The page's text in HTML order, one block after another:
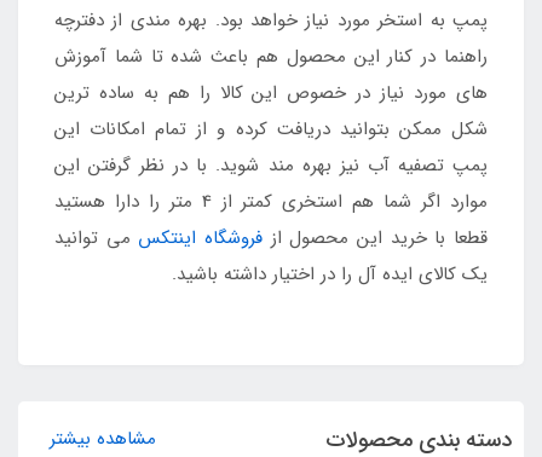
پمپ به استخر مورد نیاز خواهد بود. بهره مندی از دفترچه
راهنما در کنار این محصول هم باعث شده تا شما آموزش
های مورد نیاز در خصوص این کالا را هم به ساده ترین
شکل ممکن بتوانید دریافت کرده و از تمام امکانات این
پمپ تصفیه آب نیز بهره مند شوید. با در نظر گرفتن این
موارد اگر شما هم استخری کمتر از 4 متر را دارا هستید
قطعا با خرید این محصول از فروشگاه اینتکس می توانید
یک کالای ایده آل را در اختیار داشته باشید.
دسته بندی محصولات مشاهده بیشتر